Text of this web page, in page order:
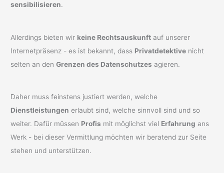
sensibilisieren.
Allerdings bieten wir keine Rechtsauskunft auf unserer
Internetpräsenz - es ist bekannt, dass Privatdetektive nicht
selten an denGrenzen des Datenschutzes agieren.
Daher muss feinstens justiert werden, welche
Dienstleistungen erlaubt sind, welche sinnvoll sind und so
weiter. Dafür müssen Profis mit möglichst viel Erfahrung ans
Werk - bei dieser Vermittlung möchten wir beratend zur Seite
stehen und unterstützen.